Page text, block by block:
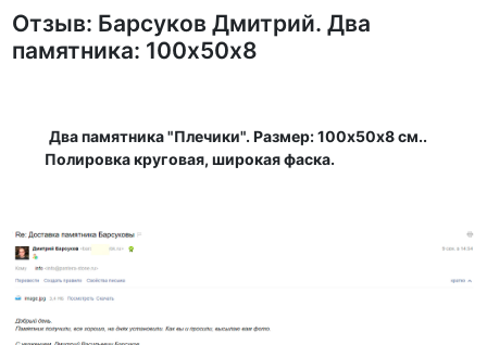
Отзыв: Барсуков Дмитрий. Два
памятника: 100х50х8
Два памятника "Плечики". Размер: 100х50х8 см..
Полировка круговая, широкая фаска.